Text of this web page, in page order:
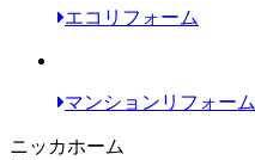
エコリフォーム
マンションリフォーム
ニッカホーム